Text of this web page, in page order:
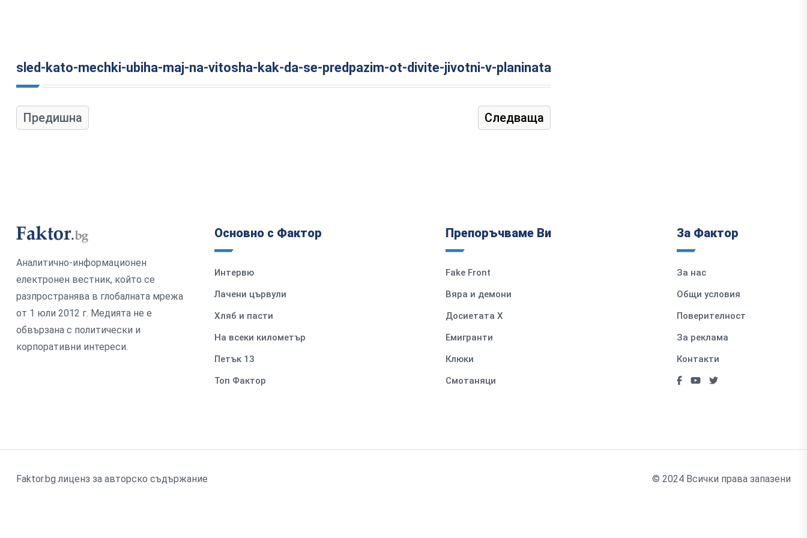
sled-kato-mechki-ubiha-maj-na-vitosha-kak-da-se-predpazim-ot-divite-jivotni-v-planinata
Предишна Следваща
Аналитично-информационен
електронен вестник, който се
разпространява в глобалната мрежа
от 1 юли 2012 г. Медията не е
обвързана с политически и
корпоративни интереси.
Основно с Фактор
Интервю
Лачени цървули
Хляб и пасти
На всеки километър
Петък 13
Топ Фактор
Препоръчваме Ви
Fake Front
Вяра и демони
Досиетата Х
Емигранти
Клюки
Смотаняци
За Фактор
За нас
Общи условия
Поверителност
За реклама
Контакти
Faktor.bg лиценз за авторско съдържание © 2024 Всички права запазени